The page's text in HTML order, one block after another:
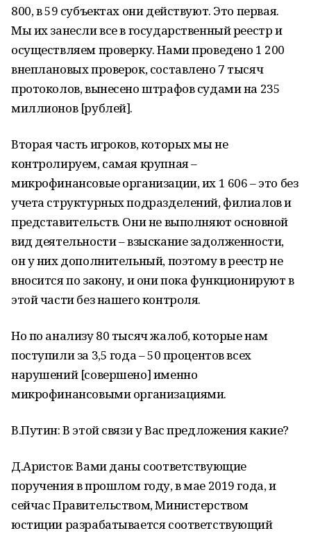
800, в 59 субъектах они действуют. Это первая.
Мы их занесли все в государственный реестр и
осуществляем проверку. Нами проведено 1 200
внеплановых проверок, составлено 7 тысяч
протоколов, вынесено штрафов судами на 235
миллионов [рублей].
Вторая часть игроков, которых мы не
контролируем, самая крупная –
микрофинансовые организации, их 1 606 – это без
учета структурных подразделений, филиалов и
представительств. Они не выполняют основной
вид деятельности – взыскание задолженности,
он у них дополнительный, поэтому в реестр не
вносится по закону, и они пока функционируют в
этой части без нашего контроля.
Но по анализу 80 тысяч жалоб, которые нам
поступили за 3,5 года – 50 процентов всех
нарушений [совершено] именно
микрофинансовыми организациями.
В.Путин: В этой связи у Вас предложения какие?
Д.Аристов: Вами даны соответствующие
поручения в прошлом году, в мае 2019 года, и
сейчас Правительством, Министерством
юстиции разрабатывается соответствующий